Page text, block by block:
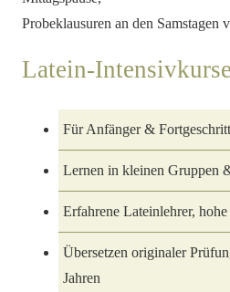
Probeklausuren an den Samstagen
Latein-
Für Anfänger &
Lernen in kleinen Gruppen
Erfahrene Lateinlehrer,
Übersetzen originaler
Jahren